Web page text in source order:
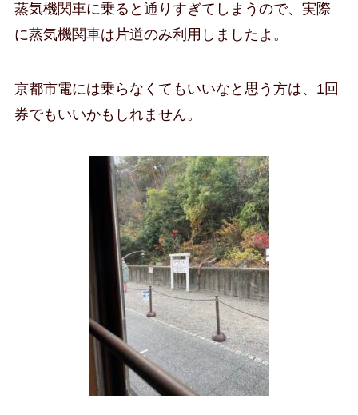
蒸気機関車に乗ると通りすぎてしまうので、実際
に蒸気機関車は片道のみ利用しましたよ。
京都市電には乗らなくてもいいなと思う方は、1回
券でもいいかもしれません。